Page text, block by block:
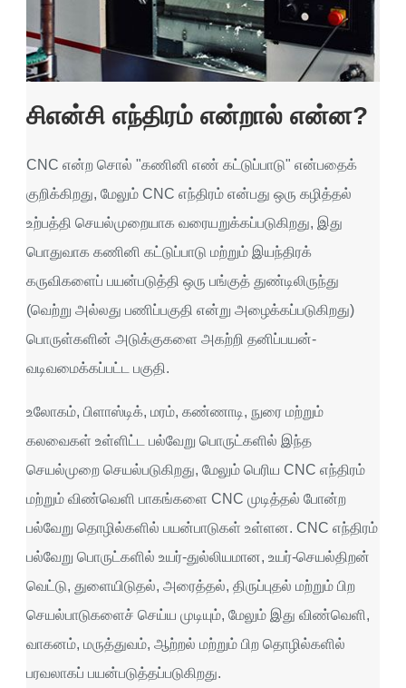
சிஎன்சி எந்திரம் என்றால் என்ன?
CNC என்ற சொல் "கணினி எண் கட்டுப்பாடு" என்பதைக்
குறிக்கிறது, மேலும் CNC எந்திரம் என்பது ஒரு கழித்தல்
உற்பத்தி செயல்முறையாக வரையறுக்கப்படுகிறது, இது
பொதுவாக கணினி கட்டுப்பாடு மற்றும் இயந்திரக்
கருவிகளைப் பயன்படுத்தி ஒரு பங்குத் துண்டிலிருந்து
(வெற்று அல்லது பணிப்பகுதி என்று அழைக்கப்படுகிறது)
பொருள்களின் அடுக்குகளை அகற்றி தனிப்பயன்-
வடிவமைக்கப்பட்ட பகுதி.
உலோகம், பிளாஸ்டிக், மரம், கண்ணாடி, நுரை மற்றும்
கலவைகள் உள்ளிட்ட பல்வேறு பொருட்களில் இந்த
செயல்முறை செயல்படுகிறது, மேலும் பெரிய CNC எந்திரம்
மற்றும் விண்வெளி பாகங்களை CNC முடித்தல் போன்ற
பல்வேறு தொழில்களில் பயன்பாடுகள் உள்ளன. CNC எந்திரம்
பல்வேறு பொருட்களில் உயர்-துல்லியமான, உயர்-செயல்திறன்
வெட்டு, துளையிடுதல், அரைத்தல், திருப்புதல் மற்றும் பிற
செயல்பாடுகளைச் செய்ய முடியும், மேலும் இது விண்வெளி,
வாகனம், மருத்துவம், ஆற்றல் மற்றும் பிற தொழில்களில்
பரவலாகப் பயன்படுத்தப்படுகிறது.